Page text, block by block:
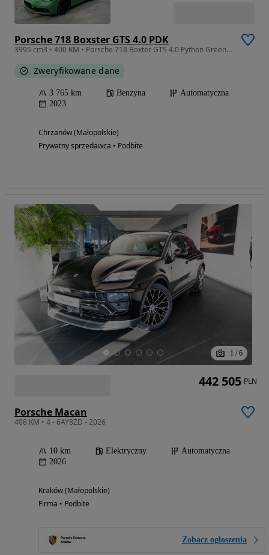
Porsche 718 Boxster GTS 4.0 PDK
3995 cm3 • 400 KM • Porsche 718 Boxter GTS 4.0 Python Green ZAMIANA PILNE
Zweryfikowane dane
3 765 km Benzyna
Automatyczna
2023
Chrzanów (Małopolskie)
Prywatny sprzedawca • Podbite
1 / 6
Porsche Macan
408 KM • 4 - 6AY8ZD - 2026
10 km Elektryczny
Automatyczna
2026
Kraków (Małopolskie)
Firma • Podbite
Zobacz ogłoszenia
442 505 PLN